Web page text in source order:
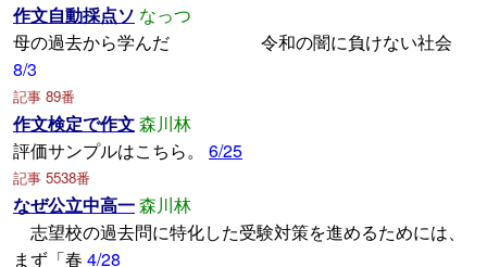
作文自動採点ソ なっつ
母の過去から学んだ 令和の闇に負けない社会
8/3
記事 89番
作文検定で作文森川林
評価サンプルはこちら。 6/25
記事 5538番
なぜ公立中高一森川林
志望校の過去問に特化した受験対策を進めるためには、
まず「春 4/28